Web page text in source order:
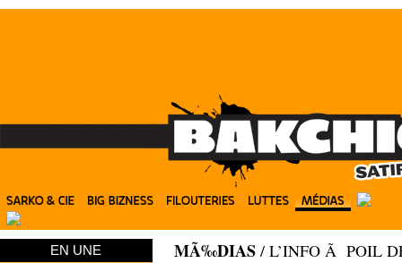
EN UNE MÃ‰DIAS / L’INFO Ã POIL